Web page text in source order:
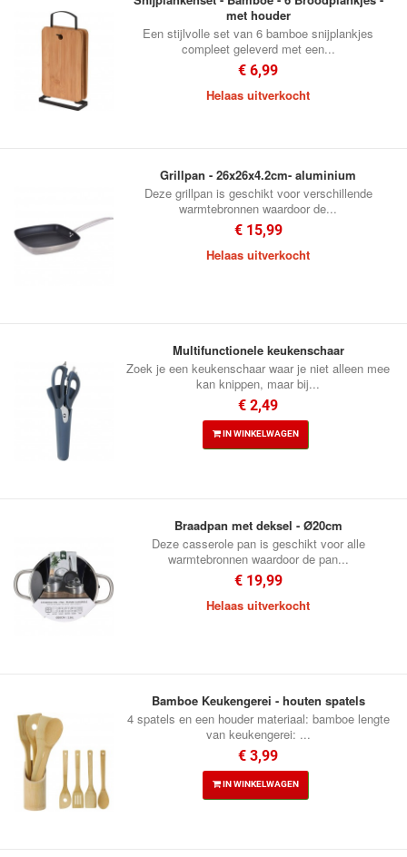
met houder
Een stijlvolle set van 6 bamboe snijplankjes
compleet geleverd met een...
€ 6,99
Helaas uitverkocht
Grillpan - 26x26x4.2cm- aluminium
Deze grillpan is geschikt voor verschillende
warmtebronnen waardoor de...
€ 15,99
Helaas uitverkocht
Multifunctionele keukenschaar
Zoek je een keukenschaar waar je niet alleen mee
kan knippen, maar bij...
€ 2,49
IN WINKELWAGEN
Braadpan met deksel - Ø20cm
Deze casserole pan is geschikt voor alle
warmtebronnen waardoor de pan...
€ 19,99
Helaas uitverkocht
Bamboe Keukengerei - houten spatels
4 spatels en een houder materiaal: bamboe lengte
van keukengerei: ...
€ 3,99
IN WINKELWAGEN